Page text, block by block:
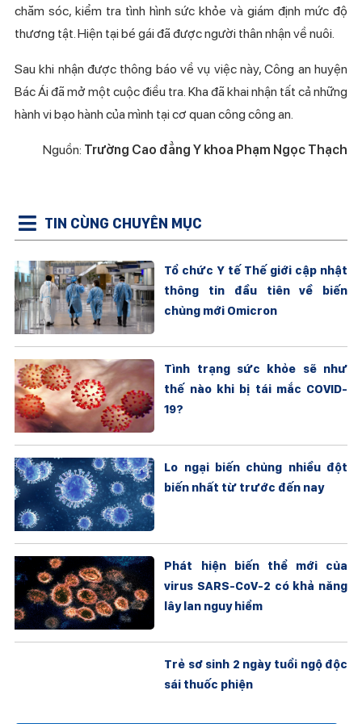
chăm sóc, kiểm tra tình hình sức khỏe và giám định mức độ
thương tật. Hiện tại bé gái đã được người thân nhận về nuôi.
Sau khi nhận được thông báo về vụ việc này, Công an huyện
Bác Ái đã mở một cuộc điều tra. Kha đã khai nhận tất cả những
hành vi bạo hành của mình tại cơ quan công công an.
Nguồn: Trường Cao đẳng Y khoa Phạm Ngọc Thạch
TIN CÙNG CHUYÊN MỤC
Tổ chức Y tế Thế giới cập nhật
thông tin đầu tiên về biến
chủng mới Omicron
Tình trạng sức khỏe sẽ như
thế nào khi bị tái mắc COVID-
19?
Lo ngại biến chủng nhiều đột
biến nhất từ trước đến nay
Phát hiện biến thể mới của
virus SARS-CoV-2 có khả năng
lây lan nguy hiểm
Trẻ sơ sinh 2 ngày tuổi ngộ độc
sái thuốc phiện